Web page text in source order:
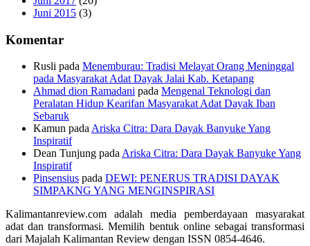
Juni 2015 (3)
Komentar
Rusli pada Menemburau: Tradisi Melayat Orang Meninggal
pada Masyarakat Adat Dayak Jalai Kab. Ketapang
Ahmad dion Ramadani pada Mengenal Teknologi dan
Peralatan Hidup Kearifan Masyarakat Adat Dayak Iban
Sebaruk
Kamun padaAriska Citra: Dara Dayak Banyuke Yang
Inspiratif
Dean Tunjung padaAriska Citra: Dara Dayak Banyuke Yang
Inspiratif
Pinsensius pada DEWI: PENERUS TRADISI DAYAK
SIMPAKNG YANG MENGINSPIRASI
Kalimantanreview.com adalah media pemberdayaan masyarakat
adat dan transformasi. Memilih bentuk online sebagai transformasi
dari Majalah Kalimantan Review dengan ISSN 0854-4646.